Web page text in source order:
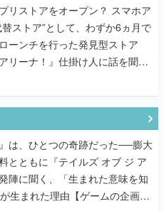
ストアをオープン？ スマホア
替ストア”として、わずか6ヵ月で
ーンチを行った発見型ストア
リーナ！』仕掛け人に話を聞い
』は、ひとつの奇跡だった──膨大
とともに『テイルズ オブ ジ ア
陣に聞く、「生まれた意味を知
生まれた理由【ゲームの企画